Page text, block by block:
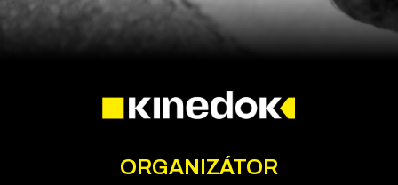
ORGANIZÁTOR